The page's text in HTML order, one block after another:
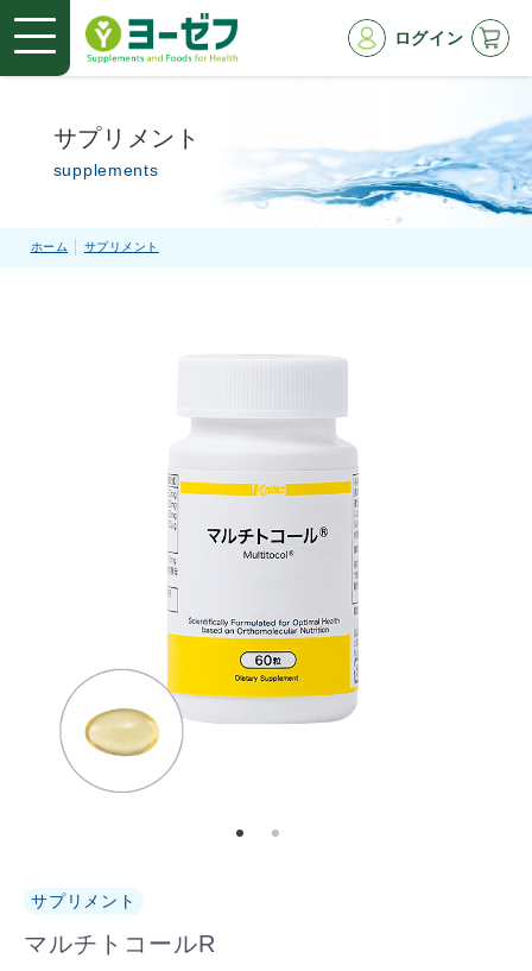
ログイン
サプリメント
supplements
ホーム サプリメント
サプリメント
マルチトコールR